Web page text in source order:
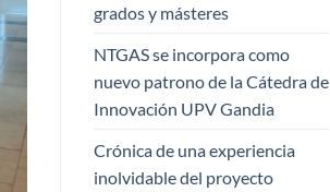
grados y másteres
NTGAS se incorpora como
nuevo patrono de la Cátedra de
Innovación UPV Gandia
Crónica de una experiencia
inolvidable del proyecto